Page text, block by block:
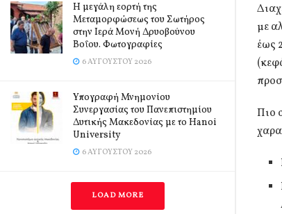
Η μεγάλη εορτή της
Μεταμορφώσεως του Σωτήρος
στην Ιερά Μονή Δρυοβούνου
Βοΐου. Φωτογραφίες
6 ΑΥΓΟΎΣΤΟΥ 2026
Υπογραφή Μνημονίου
Συνεργασίας του Πανεπιστημίου
Δυτικής Μακεδονίας με το Hanoi
University
6 ΑΥΓΟΎΣΤΟΥ 2026
LOAD MORE
με
έως
Πιο